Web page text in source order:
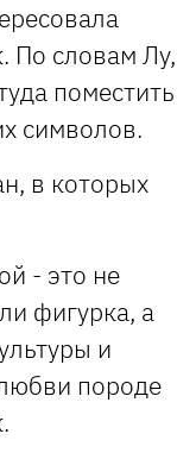
По словам Лу,
поместить
символов.
в которых
- это не
фигурка, а
и
породе